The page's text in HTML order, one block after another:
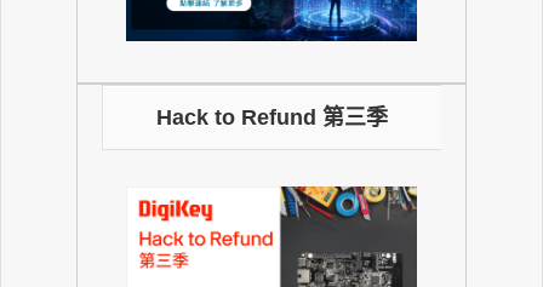
Hack to Refund 第三季